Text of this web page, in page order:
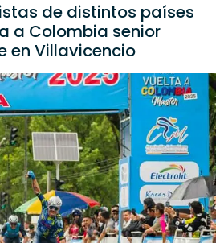
de distintos países
a Colombia senior
en Villavicencio